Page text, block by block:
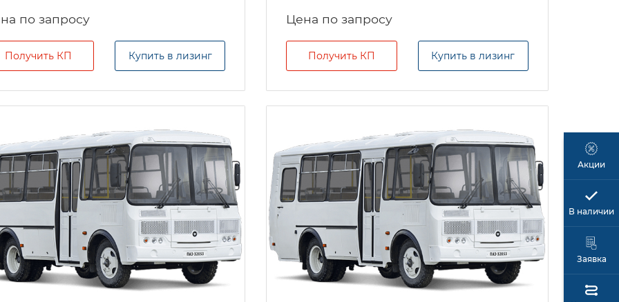
по запросу
Получить КП Купить в лизинг
Цена по запросу
Получить КП Купить в лизинг
Акции
В наличии
Заявка